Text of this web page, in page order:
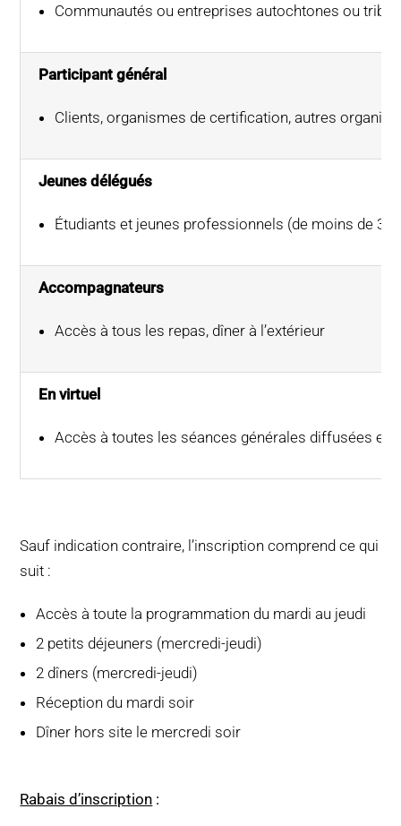
Communautés ou entreprises autochtones ou
Participant général
Clients, organismes de certification, autres
Jeunes délégués
Étudiants et jeunes professionnels (de moins de 30
Accompagnateurs
Accès à tous les repas, dîner à l’extérieur
En virtuel
Accès à toutes les séances générales diffusées
Sauf indication contraire, l’inscription comprend ce qui
suit :
Accès à toute la programmation du mardi au jeudi
2 petits déjeuners (mercredi-jeudi)
2 dîners (mercredi-jeudi)
Réception du mardi soir
Dîner hors site le mercredi soir
Rabais d’inscription :